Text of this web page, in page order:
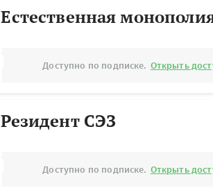
Естественная
Доступно по подписке. Открыть
Резидент СЭЗ
Доступно по подписке. Открыть